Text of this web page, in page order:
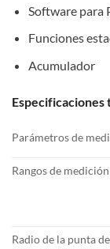
Software para
Funciones
Acumulador
Especificaciones
Parámetros de
Rangos de medición
Radio de la punta